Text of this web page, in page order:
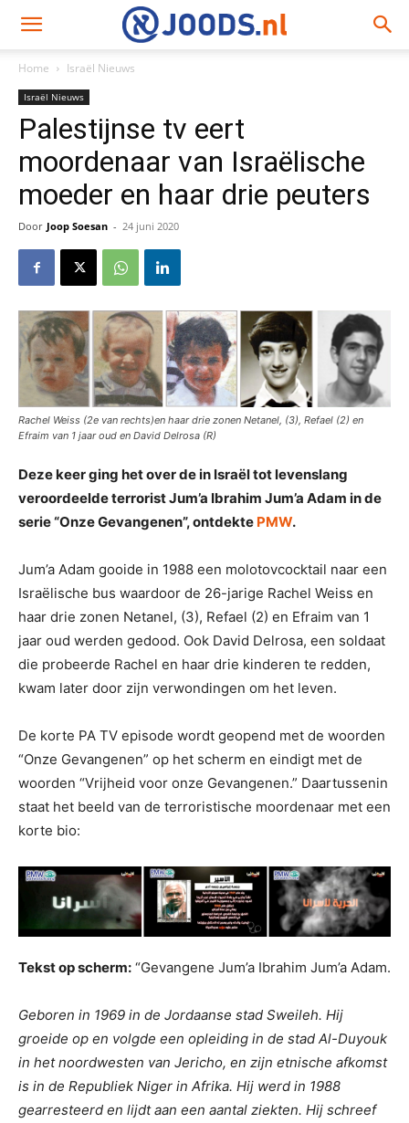
Home Israël Nieuws
Israël Nieuws
Palestijnse tv eert
moordenaar van Israëlische
moeder en haar drie peuters
Door Joop Soesan - 24 juni 2020
Rachel Weiss (2e van rechts)en haar drie zonen Netanel, (3), Refael (2) en
Efraim van 1 jaar oud en David Delrosa (R)
Deze keer ging het over de in Israël tot levenslang
veroordeelde terrorist Jum’a Ibrahim Jum’a Adam in de
serie “Onze Gevangenen”, ontdekte PMW.
Jum’a Adam gooide in 1988 een molotovcocktail naar een
Israëlische bus waardoor de 26-jarige Rachel Weiss en
haar drie zonen Netanel, (3), Refael (2) en Efraim van 1
jaar oud werden gedood. Ook David Delrosa, een soldaat
die probeerde Rachel en haar drie kinderen te redden,
kwam later door zijn verwondingen om het leven.
De korte PA TV episode wordt geopend met de woorden
“Onze Gevangenen” op het scherm en eindigt met de
woorden “Vrijheid voor onze Gevangenen.” Daartussenin
staat het beeld van de terroristische moordenaar met een
korte bio:
Tekst op scherm: “Gevangene Jum’a Ibrahim Jum’a Adam.
Geboren in 1969 in de Jordaanse stad Sweileh. Hij
groeide op en volgde een opleiding in de stad Al-Duyouk
in het noordwesten van Jericho, en zijn etnische afkomst
is in de Republiek Niger in Afrika. Hij werd in 1988
gearresteerd en lijdt aan een aantal ziekten. Hij schreef